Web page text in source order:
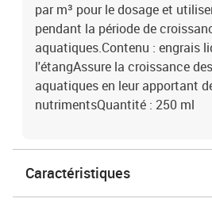
par m³ pour le dosage et
pendant la période de
aquatiques.Contenu : engrais
l'étangAssure la croissance
aquatiques en leur apportant
nutrimentsQuantité : 250 ml
Caractéristiques